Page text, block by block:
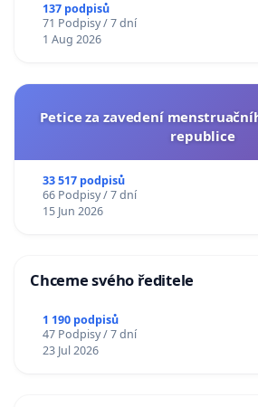
137 podpisů
71 Podpisy / 7 dní
1 Aug 2026
Petice za zavedení
republice
33 517 podpisů
66 Podpisy / 7 dní
15 Jun 2026
Chceme svého ředitele
1 190 podpisů
47 Podpisy / 7 dní
23 Jul 2026